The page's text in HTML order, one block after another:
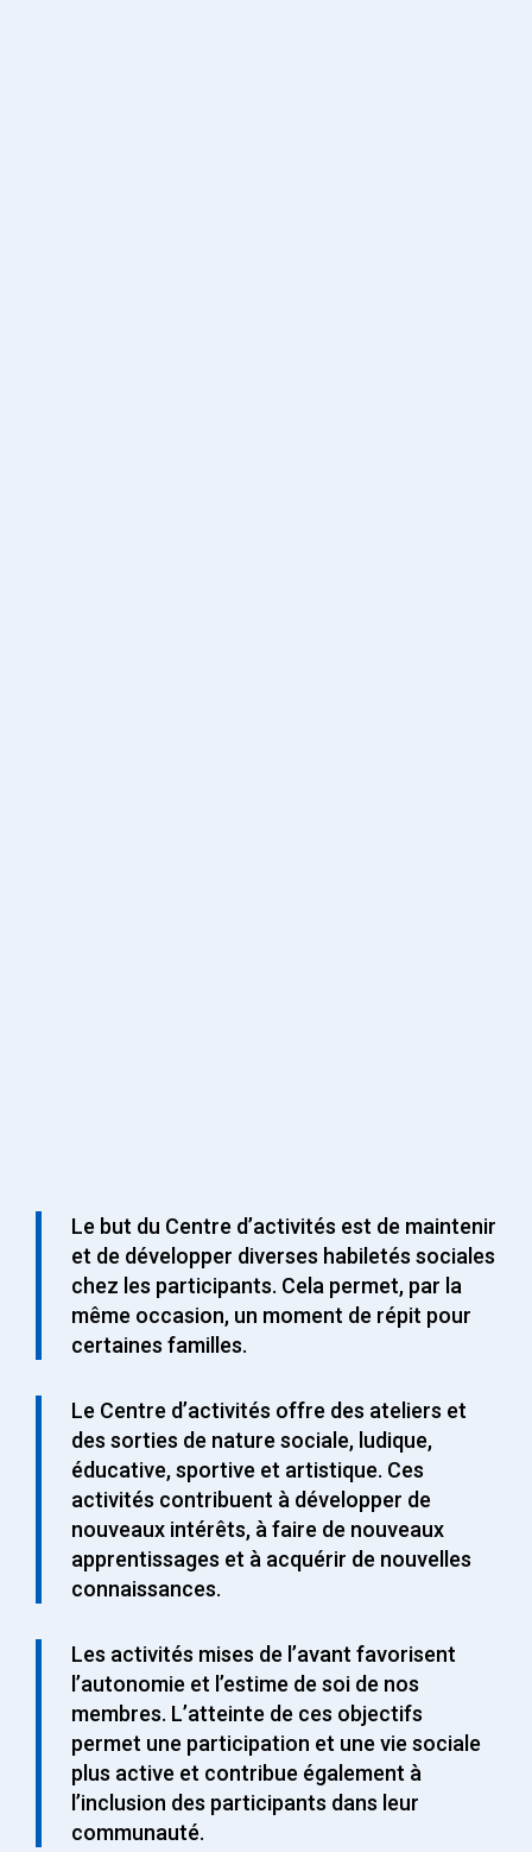
Le but du Centre d’activités est de maintenir
et de développer diverses habiletés sociales
chez les participants. Cela permet, par la
même occasion, un moment de répit pour
certaines familles.
Le Centre d’activités offre des ateliers et
des sorties de nature sociale, ludique,
éducative, sportive et artistique. Ces
activités contribuent à développer de
nouveaux intérêts, à faire de nouveaux
apprentissages et à acquérir de nouvelles
connaissances.
Les activités mises de l’avant favorisent
l’autonomie et l’estime de soi de nos
membres. L’atteinte de ces objectifs
permet une participation et une vie sociale
plus active et contribue également à
l’inclusion des participants dans leur
communauté.